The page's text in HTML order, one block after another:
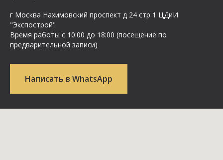
г Москва Нахимовский проспект д 24 стр 1 ЦДиИ
"Экспострой"
Время работы с 10:00 до 18:00 (посещение по
предварительной записи)
Написать в WhatsApp